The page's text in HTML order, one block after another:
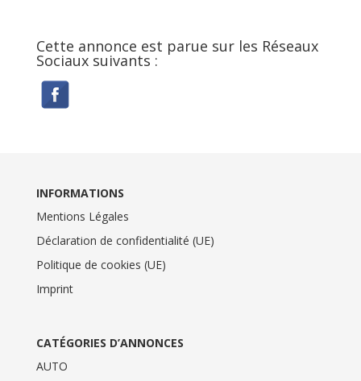
Cette annonce est parue sur les Réseaux
Sociaux suivants :
INFORMATIONS
Mentions Légales
Déclaration de confidentialité (UE)
Politique de cookies (UE)
Imprint
CATÉGORIES D’ANNONCES
AUTO